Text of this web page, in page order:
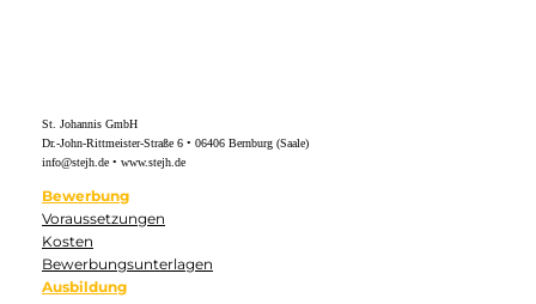
St. Johannis GmbH
Dr.-John-Rittmeister-Straße 6 • 06406 Bernburg (Saale)
info@stejh.de • www.stejh.de
Bewerbung
Voraussetzungen
Kosten
Bewerbungsunterlagen
Ausbildung